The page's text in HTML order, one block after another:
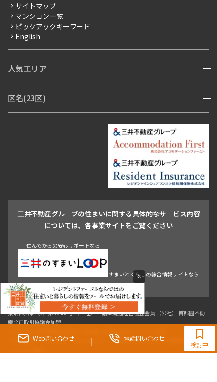
Web問い合わせ 電話問い合わせ
0120-321-364
9:30~18:00（水曜定休）
検討中
賃料改定
フリーレント
ペット可
ブランドマンション
サイトマップ
マンション一覧
ピックアックキーワード
English
人気エリア 開閉
青山・表参道・原宿
市ヶ谷・神楽坂・飯田橋
三田・芝・浜松町
月島・勝どき・豊洲
本郷・春日・小石川
目白・高田馬場・早稲田
祐天寺・学芸大学・自由が丘
池袋・板橋・王子
青山 渋谷 東京・大手町 新宿 品川
目黒・中目黒
区名(23区) 開閉
江東区 台東区 墨田区
中野区
練馬区 荒川区
足立区
三井不動産グループの住まいに関する具体的なサービス内容
については、各事業サイトをご覧ください
住んでからの安心サポートなら
東京都知事（3）第96482号 （一社） 不動産流通経営協会会員 （公社） 首都圏不動
産公正取引協議会加盟
三井の賃貸「いちばんに、住む人のこと。」 東京都心を中心とした豊富な賃貸マン
×